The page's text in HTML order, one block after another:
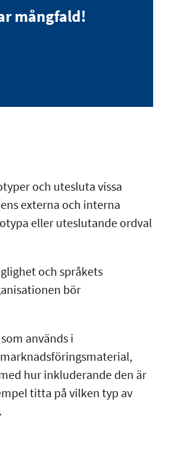
mångfald!
och utesluta vissa
externa och interna
eller uteslutande ordval
och språkets
bör
används i
hur inkluderande den är
titta på vilken typ av